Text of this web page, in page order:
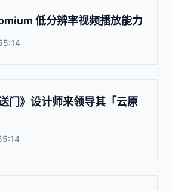
低分辨率视频播放能力
门》设计师来领导其「云原